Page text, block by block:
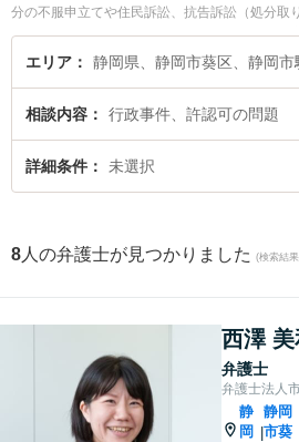
分の不服申立てや住民訴訟、抗告訴訟（処分取
絞り込み検索もでき便利です。特に弁護士法人
西澤 美和子弁護士や弁護士法人GoDo 静岡合同
可の問題のトラブルを今すぐに弁護士に相談し
ル解決の実績豊富な近くの弁護士を検索したい
題を法律相談できる静岡市内の弁護士に相談予
エリア
相談内容 行政事件、許認可の問題
詳細条件 未選択
8 人の弁護士が見つかりました (検索結
西澤
弁護士
弁護士法人
静
岡 |
静岡
市葵